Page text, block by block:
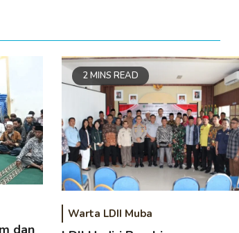
dan
2 MINS READ
Warta LDII Muba